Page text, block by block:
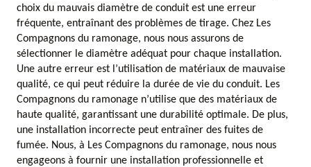
choix du mauvais diamètre de conduit est une erreur
fréquente, entraînant des problèmes de tirage. Chez Les
Compagnons du ramonage, nous nous assurons de
sélectionner le diamètre adéquat pour chaque installation.
Une autre erreur est l’utilisation de matériaux de mauvaise
qualité, ce qui peut réduire la durée de vie du conduit. Les
Compagnons du ramonage n’utilise que des matériaux de
haute qualité, garantissant une durabilité optimale. De plus,
une installation incorrecte peut entraîner des fuites de
fumée. Nous, à Les Compagnons du ramonage, nous nous
engageons à fournir une installation professionnelle et